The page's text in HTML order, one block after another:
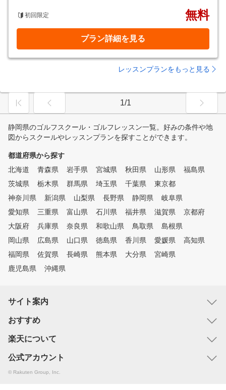
初回限定 無料
プラン詳細を見る
レッスンプランをもっと見る
1/1
静岡県のゴルフスクール・ゴルフレッスン一覧。好みの条件や地
図からスクールやレッスンプランを探すことができます。
都道府県から探す
北海道
青森県 岩手県 宮城県 秋田県 山形県
福島県
茨城県
栃木県 群馬県 埼玉県 千葉県
東京都
神奈川県
新潟県 山梨県 長野県 静岡県
岐阜県
愛知県
三重県 富山県 石川県 福井県 滋賀県
京都府
大阪府
兵庫県 奈良県 和歌山県 鳥取県
島根県
岡山県
広島県 山口県 徳島県 香川県 愛媛県
高知県
福岡県
佐賀県 長崎県 熊本県 大分県
宮崎県
鹿児島県
沖縄県
サイト案内
おすすめ
楽天について
公式アカウント
© Rakuten Group, Inc.